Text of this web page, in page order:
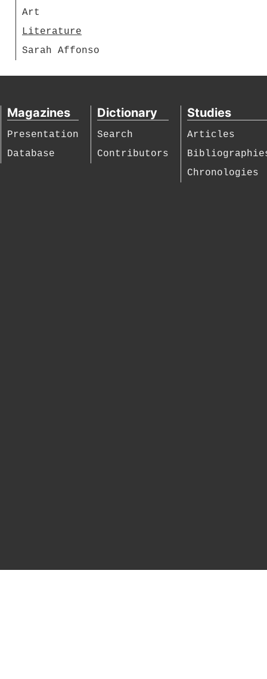
Art
Literature
Sarah Affonso
Magazines
Presentation
Database
Dictionary
Search
Contributors
Studies
Articles
Chronologies